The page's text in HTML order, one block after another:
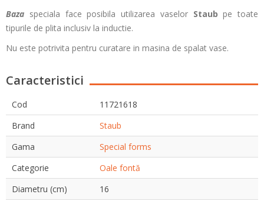
Baza speciala face posibila utilizarea vaselor Staub pe toate
tipurile de plita inclusiv la inductie.
Nu este potrivita pentru curatare in masina de spalat vase.
Caracteristici
Cod
11721618
Brand
Staub
Gama
Special forms
Categorie
Oale fontă
Diametru (cm)
16